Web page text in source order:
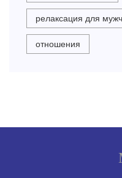
релаксация для
отношения